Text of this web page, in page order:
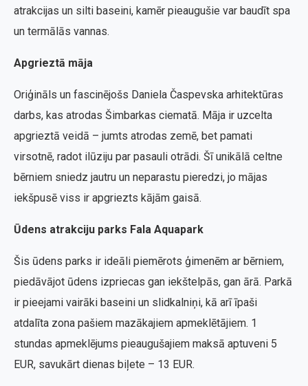
atrakcijas un silti baseini, kamēr pieaugušie var baudīt spa
un termālās vannas.
Apgrieztā māja
Oriģināls un fascinējošs Daniela Časpevska arhitektūras
darbs, kas atrodas Šimbarkas ciematā. Māja ir uzcelta
apgrieztā veidā – jumts atrodas zemē, bet pamati
virsotnē, radot ilūziju par pasauli otrādi. Šī unikālā celtne
bērniem sniedz jautru un neparastu pieredzi, jo mājas
iekšpusē viss ir apgriezts kājām gaisā.
Ūdens atrakciju parks Fala Aquapark
Šis ūdens parks ir ideāli piemērots ģimenēm ar bērniem,
piedāvājot ūdens izpriecas gan iekštelpās, gan ārā. Parkā
ir pieejami vairāki baseini un slidkalniņi, kā arī īpaši
atdalīta zona pašiem mazākajiem apmeklētājiem. 1
stundas apmeklējums pieaugušajiem maksā aptuveni 5
EUR, savukārt dienas biļete – 13 EUR.